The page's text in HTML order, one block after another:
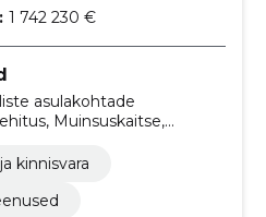
1 742 230 €
asulakohtade
Muinsuskaitse,
võtmed kätte
kinnisvara